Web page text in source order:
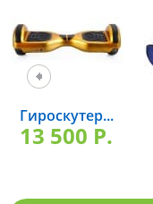
Гироскутер...
13 500 P.